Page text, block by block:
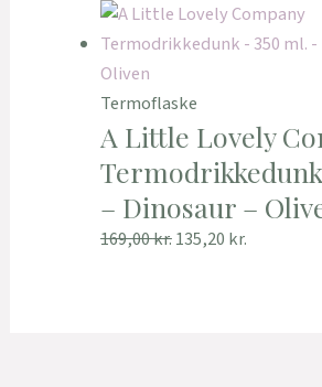
Termoflaske
A Little Lovely
– Dinosaur –
169,00kr.135,20 kr.